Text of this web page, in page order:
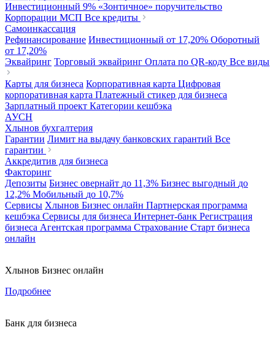
Инвестиционный 9% «Зонтичное» поручительство
Корпорации МСП Все кредиты
Самоинкассация
Рефинансирование Инвестиционный от 17,20% Оборотный
от 17,20%
Эквайринг Торговый эквайринг Оплата по QR-коду Все виды
Карты для бизнеса Корпоративная карта Цифровая
корпоративная карта Платежный стикер для бизнеса
Зарплатный проект Категории кешбэка
АУСН
Хлынов бухгалтерия
Гарантии Лимит на выдачу банковских гарантий Все
гарантии
Аккредитив для бизнеса
Факторинг
Депозиты Бизнес овернайт до 11,3% Бизнес выгодный до
12,2% Мобильный до 10,7%
Сервисы Хлынов Бизнес онлайн Партнерская программа
кешбэка Сервисы для бизнеса Интернет-банк Регистрация
бизнеса Агентская программа Страхование Старт бизнеса
онлайн
Хлынов Бизнес онлайн
Подробнее
Банк для бизнеса